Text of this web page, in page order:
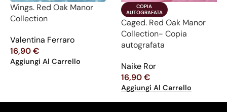
Wings. Red Oak Manor
Collection
Valentina Ferraro
16,90€
Aggiungi Al Carrello
COPIA
AUTOGRAFATA
Caged. Red Oak Manor
Collection- Copia
autografata
Naike Ror
16,90€
Aggiungi Al Carrello